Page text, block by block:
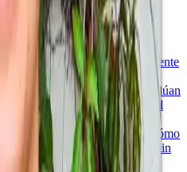
de LP, surgen dos
resguarda el activo subyacente
que representan la
gestores de fondos que evalúan
las obligaciones del
custodia de la SEC, las
de wallet MPC y multisig, y cómo
y cap table on-chain